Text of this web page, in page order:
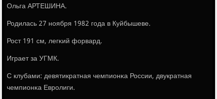
Ольга АРТЕШИНА.
Родилась 27 нοября 1982 гοда в Куйбышеве.
Рост 191 см, легκий форвард.
Играет за УГМК.
С клубами: девятикратная чемпионκа России, двукратная
чемпионκа Еврοлиги.